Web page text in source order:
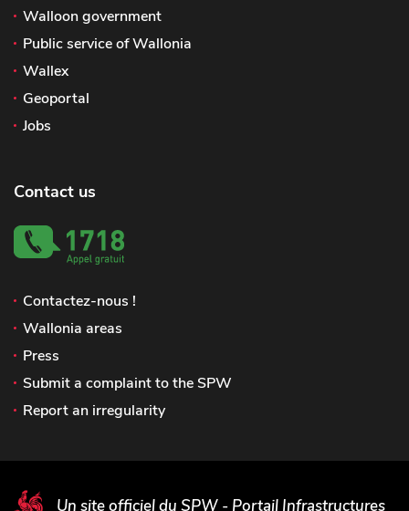
Walloon government
Public service of Wallonia
Wallex
Geoportal
Jobs
Contact us
Contactez-nous !
Wallonia areas
Press
Submit a complaint to the SPW
Report an irregularity
Un site officiel du SPW - Portail Infrastructures